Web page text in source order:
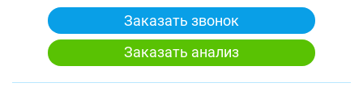
Заказать звонок
Заказать анализ